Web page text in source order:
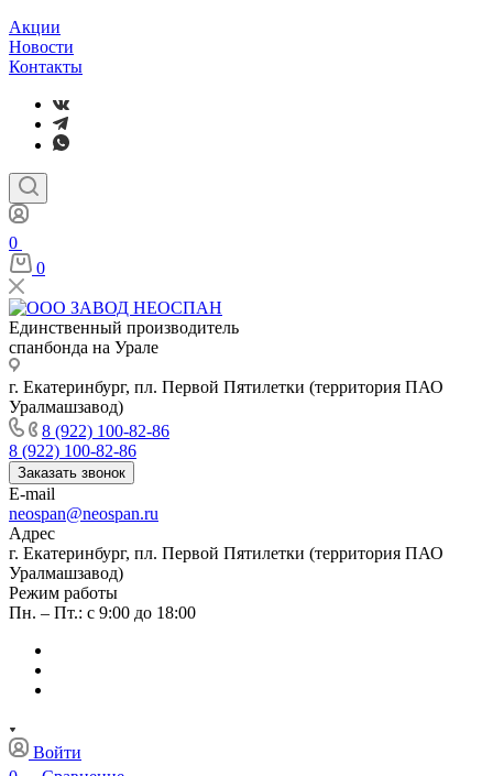
Акции
Новости
Контакты
0
0
Единственный производитель
спанбонда на Урале
г. Екатеринбург, пл. Первой Пятилетки (территория ПАО
Уралмашзавод)
8 (922) 100-82-86
8 (922) 100-82-86
Заказать звонок
E-mail
neospan@neospan.ru
Адрес
г. Екатеринбург, пл. Первой Пятилетки (территория ПАО
Уралмашзавод)
Режим работы
Пн. – Пт.: с 9:00 до 18:00
Войти